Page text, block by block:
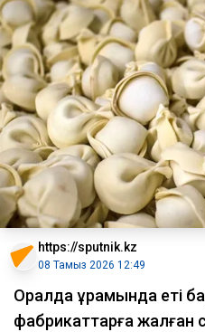
https://sputnik.kz
08 Тамыз 2026 12:49
Оралда құрамында еті
фабрикаттарға жалған